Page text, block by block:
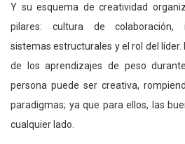
Y su esquema de creatividad
pilares: cultura de colaboración,
sistemas estructurales y el rol del líder.
de los aprendizajes de peso
persona puede ser creativa,
paradigmas; ya que para ellos, las
cualquier lado.